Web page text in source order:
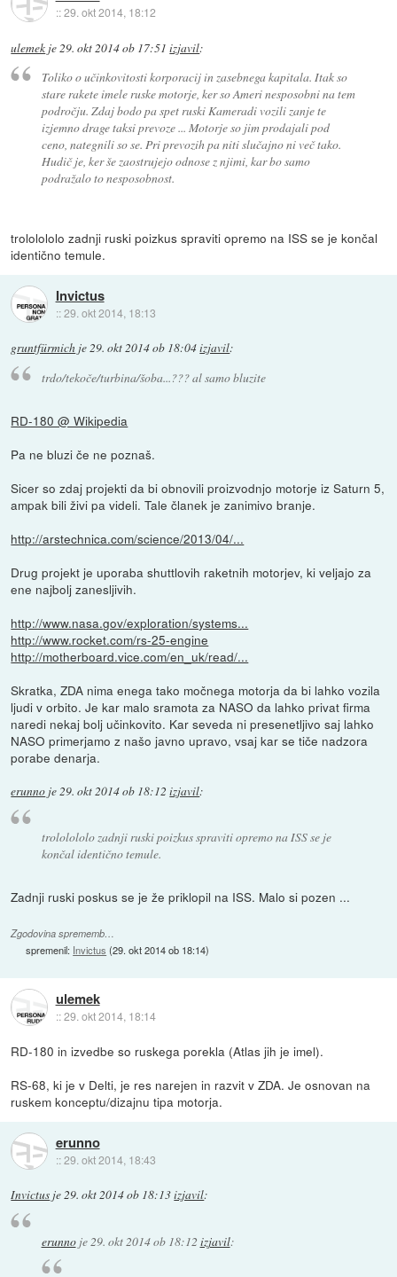
::29. okt 2014, 18:12
ulemek je29. okt 2014 ob 17:51 izjavil:
Toliko o učinkovitosti korporacij in zasebnega kapitala. Itak so
stare rakete imele ruske motorje, ker so Ameri nesposobni na tem
področju. Zdaj bodo pa spet ruski Kameradi vozili zanje te
izjemno drage taksi prevoze ... Motorje so jim prodajali pod
ceno, nategnili so se. Pri prevozih pa niti slučajno ni več tako.
Hudič je, ker še zaostrujejo odnose z njimi, kar bo samo
podražalo to nesposobnost.
trololololo zadnji ruski poizkus spraviti opremo na ISS se je končal
identično temule.
Invictus
::29. okt 2014, 18:13
gruntfürmich je29. okt 2014 ob 18:04izjavil:
trdo/tekoče/turbina/šoba...??? al samo bluzite
RD-180 @ Wikipedia
Pa ne bluzi če ne poznaš.
Sicer so zdaj projekti da bi obnovili proizvodnjo motorje iz Saturn 5,
ampak bili živi pa videli. Tale članek je zanimivo branje.
http://arstechnica.com/science/2013/04/...
Drug projekt je uporaba shuttlovih raketnih motorjev, ki veljajo za
ene najbolj zanesljivih.
http://www.nasa.gov/exploration/systems...
http://www.rocket.com/rs-25-engine
http://motherboard.vice.com/en_uk/read/...
Skratka, ZDA nima enega tako močnega motorja da bi lahko vozila
ljudi v orbito. Je kar malo sramota za NASO da lahko privat firma
naredi nekaj bolj učinkovito. Kar seveda ni presenetljivo saj lahko
NASO primerjamo z našo javno upravo, vsaj kar se tiče nadzora
porabe denarja.
erunno je29. okt 2014 ob 18:12 izjavil:
trololololo zadnji ruski poizkus spraviti opremo na ISS se je
končal identično temule.
Zadnji ruski poskus se je že priklopil na ISS. Malo si pozen ...
Zgodovina sprememb…
spremenil: Invictus (29. okt 2014 ob 18:14)
ulemek
::29. okt 2014, 18:14
RD-180 in izvedbe so ruskega porekla (Atlas jih je imel).
RS-68, ki je v Delti, je res narejen in razvit v ZDA. Je osnovan na
ruskem konceptu/dizajnu tipa motorja.
erunno
::29. okt 2014, 18:43
Invictus je29. okt 2014 ob 18:13izjavil:
erunnoje29. okt 2014 ob 18:12 izjavil: